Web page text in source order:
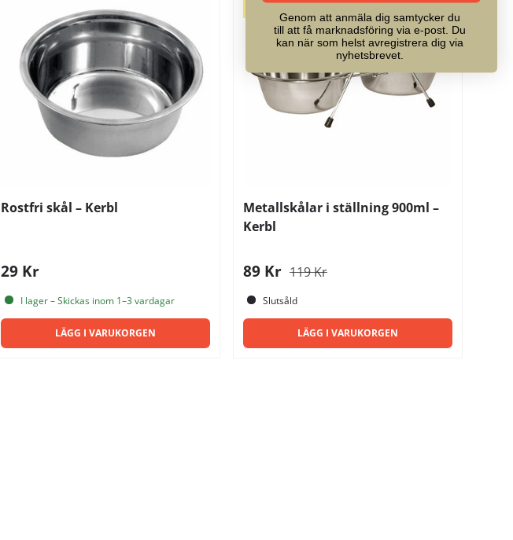
Rostfri skål – Kerbl
29 Kr
I lager – Skickas inom 1–3 vardagar
LÄGG I VARUKORGEN
Spara 25%
Metallskålar i ställning 900ml –
Kerbl
89 Kr 119 Kr
Slutsåld
LÄGG I VARUKORGEN
Genom att anmäla dig samtycker du
till att få marknadsföring via e-post. Du
kan när som helst avregistrera dig via
nyhetsbrevet.